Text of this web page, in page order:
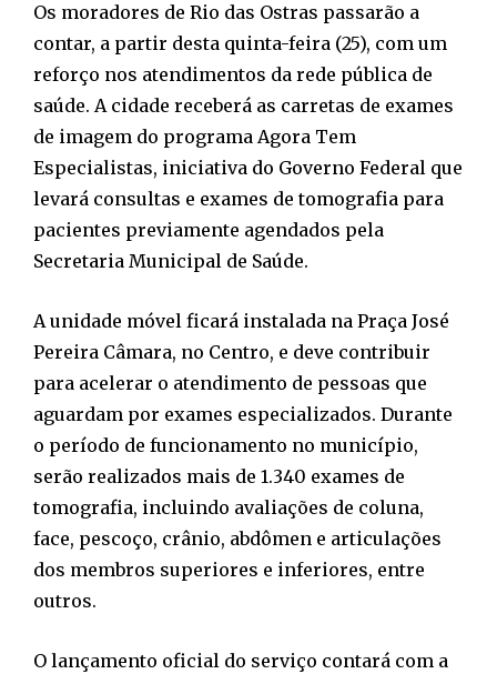
Os moradores de Rio das Ostras passarão a
contar, a partir desta quinta-feira (25), com um
reforço nos atendimentos da rede pública de
saúde. A cidade receberá as carretas de exames
de imagem do programa Agora Tem
Especialistas, iniciativa do Governo Federal que
levará consultas e exames de tomografia para
pacientes previamente agendados pela
Secretaria Municipal de Saúde.
A unidade móvel ficará instalada na Praça José
Pereira Câmara, no Centro, e deve contribuir
para acelerar o atendimento de pessoas que
aguardam por exames especializados. Durante
o período de funcionamento no município,
serão realizados mais de 1.340 exames de
tomografia, incluindo avaliações de coluna,
face, pescoço, crânio, abdômen e articulações
dos membros superiores e inferiores, entre
outros.
O lançamento oficial do serviço contará com a